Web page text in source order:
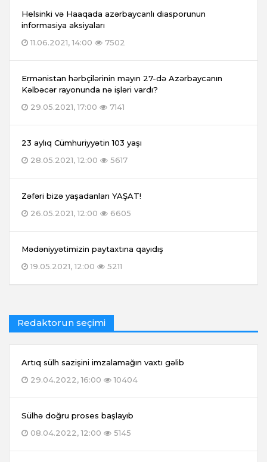
Helsinki və Haaqada azərbaycanlı diasporunun
informasiya aksiyaları
11.06.2021, 14:00
7502
Ermənistan hərbçilərinin mayın 27-də Azərbaycanın
Kəlbəcər rayonunda nə işləri vardı?
29.05.2021, 17:00
7141
23 aylıq Cümhuriyyətin 103 yaşı
28.05.2021, 12:00
5617
Zəfəri bizə yaşadanları YAŞAT!
26.05.2021, 12:00
6605
Mədəniyyətimizin paytaxtına qayıdış
19.05.2021, 12:00
5211
Redaktorun seçimi
Artıq sülh sazişini imzalamağın vaxtı gəlib
29.04.2022, 16:00
10404
Sülhə doğru proses başlayıb
08.04.2022, 12:00
5145